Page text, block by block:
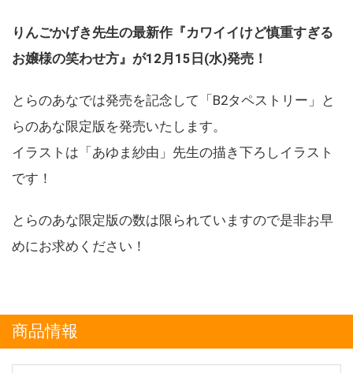
りんごかげき先生の最新作『カワイイけど慎重すぎる
お嬢様の笑わせ方』が12月15日(水)発売！
とらのあなでは発売を記念して「B2タペストリー」と
らのあな限定版を発売いたします。
イラストは「あゆま紗由」先生の描き下ろしイラスト
です！
とらのあな限定版の数は限られていますので是非お早
めにお求めください！
商品情報